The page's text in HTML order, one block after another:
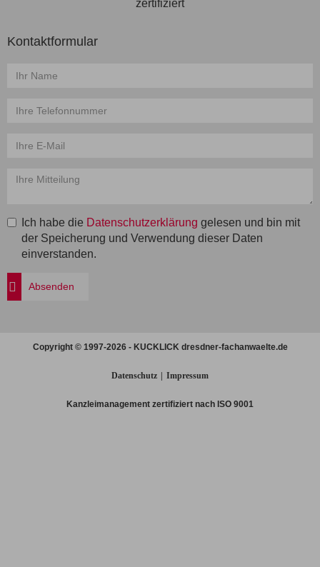
Kontaktformular
Name
Telefon
E-
Mitteilung
Ich habe die Datenschutzerklärung gelesen und bin mit
der Speicherung und Verwendung dieser Daten
einverstanden.
Absenden
Copyright © 1997-2026 - KUCKLICK dresdner-fachanwaelte.de
Datenschutz Impressum
Kanzleimanagement zertifiziert nach ISO 9001